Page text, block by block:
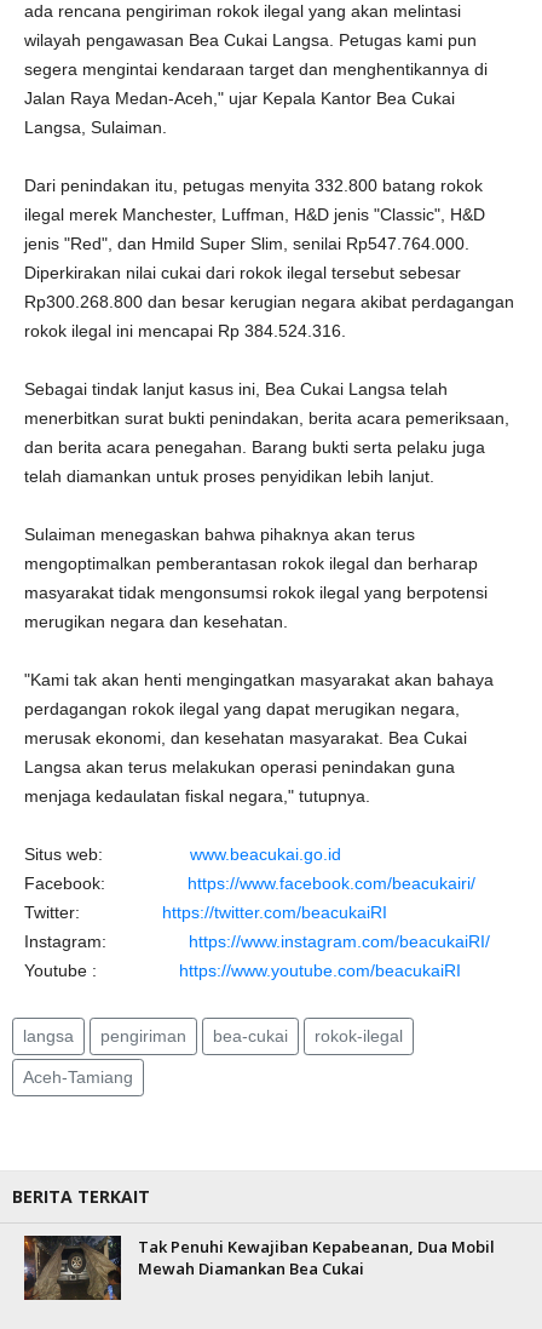
ada rencana pengiriman rokok ilegal yang akan melintasi
wilayah pengawasan Bea Cukai Langsa. Petugas kami pun
segera mengintai kendaraan target dan menghentikannya di
Jalan Raya Medan-Aceh," ujar Kepala Kantor Bea Cukai
Langsa, Sulaiman.
Dari penindakan itu, petugas menyita 332.800 batang rokok
ilegal merek Manchester, Luffman, H&D jenis "Classic", H&D
jenis "Red", dan Hmild Super Slim, senilai Rp547.764.000.
Diperkirakan nilai cukai dari rokok ilegal tersebut sebesar
Rp300.268.800 dan besar kerugian negara akibat perdagangan
rokok ilegal ini mencapai Rp 384.524.316.
Sebagai tindak lanjut kasus ini, Bea Cukai Langsa telah
menerbitkan surat bukti penindakan, berita acara pemeriksaan,
dan berita acara penegahan. Barang bukti serta pelaku juga
telah diamankan untuk proses penyidikan lebih lanjut.
Sulaiman menegaskan bahwa pihaknya akan terus
mengoptimalkan pemberantasan rokok ilegal dan berharap
masyarakat tidak mengonsumsi rokok ilegal yang berpotensi
merugikan negara dan kesehatan.
"Kami tak akan henti mengingatkan masyarakat akan bahaya
perdagangan rokok ilegal yang dapat merugikan negara,
merusak ekonomi, dan kesehatan masyarakat. Bea Cukai
Langsa akan terus melakukan operasi penindakan guna
menjaga kedaulatan fiskal negara," tutupnya.
Situs web: www.beacukai.go.id
Facebook: https://www.facebook.com/beacukairi/
Twitter: https://twitter.com/beacukaiRI
Instagram: https://www.instagram.com/beacukaiRI/
Youtube : https://www.youtube.com/beacukaiRI
langsa pengiriman bea-cukai rokok-ilegal
Aceh-Tamiang
BERITA TERKAIT
Tak Penuhi Kewajiban Kepabeanan, Dua Mobil
Mewah Diamankan Bea Cukai